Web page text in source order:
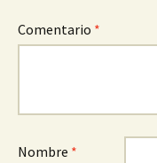
Comentario *
Nombre *